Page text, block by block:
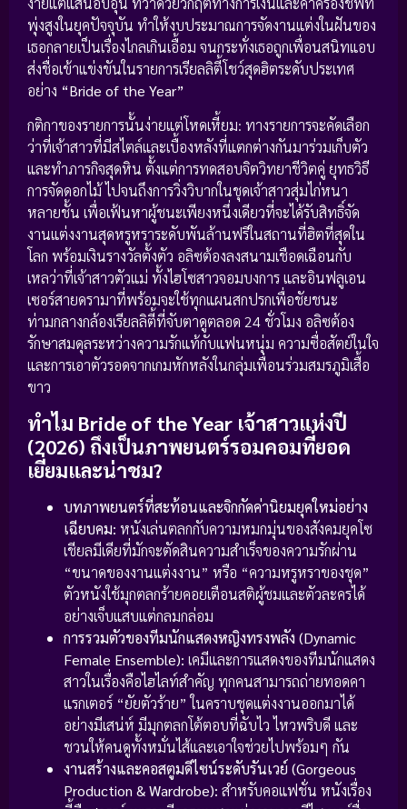
พุ่งสูงในยุคปัจจุบัน ทำให้งบประมาณการจัดงานแต่งในฝันของ
เธอกลายเป็นเรื่องไกลเกินเอื้อม จนกระทั่งเธอถูกเพื่อนสนิทแอบ
ส่งชื่อเข้าแข่งขันในรายการเรียลลิตี้โชว์สุดฮิตระดับประเทศ
อย่าง “Bride of the Year”
กติกาของรายการนั้นง่ายแต่โหดเหี้ยม: ทางรายการจะคัดเลือก
ว่าที่เจ้าสาวที่มีสไตล์และเบื้องหลังที่แตกต่างกันมาร่วมเก็บตัว
และทำภารกิจสุดหิน ตั้งแต่การทดสอบจิตวิทยาชีวิตคู่ ยุทธวิธี
การจัดดอกไม้ ไปจนถึงการวิ่งวิบากในชุดเจ้าสาวสุ่มไก่หนา
หลายชั้น เพื่อเฟ้นหาผู้ชนะเพียงหนึ่งเดียวที่จะได้รับสิทธิ์จัด
งานแต่งงานสุดหรูหราระดับพันล้านฟรีในสถานที่ฮิตที่สุดใน
โลก พร้อมเงินรางวัลตั้งตัว อลิซต้องลงสนามเชือดเฉือนกับ
เหลว่าที่เจ้าสาวตัวแม่ ทั้งไฮโซสาวจอมบงการ และอินฟลูเอน
เซอร์สายดรามาที่พร้อมจะใช้ทุกแผนสกปรกเพื่อชัยชนะ
ท่ามกลางกล้องเรียลลิตี้ที่จับตาดูตลอด 24 ชั่วโมง อลิซต้อง
รักษาสมดุลระหว่างความรักแท้กับแฟนหนุ่ม ความซื่อสัตย์ในใจ
และการเอาตัวรอดจากเกมหักหลังในกลุ่มเพื่อนร่วมสมรภูมิเสื้อ
ขาว
ทำไม Bride of the Year เจ้าสาวแห่งปี
(2026) ถึงเป็นภาพยนตร์รอมคอมที่ยอด
เยี่ยมและน่าชม?
บทภาพยนตร์ที่สะท้อนและจิกกัดค่านิยมยุคใหม่อย่าง
เฉียบคม: หนังเล่นตลกกับความหมกมุ่นของสังคมยุคโซ
เชียลมีเดียที่มักจะตัดสินความสำเร็จของความรักผ่าน
“ขนาดของงานแต่งงาน” หรือ “ความหรูหราของชุด”
ตัวหนังใช้มุกตลกร้ายคอยเตือนสติผู้ชมและตัวละครได้
อย่างเจ็บแสบแต่กลมกล่อม
การรวมตัวของทีมนักแสดงหญิงทรงพลัง (Dynamic
Female Ensemble): เคมีและการแสดงของทีมนักแสดง
สาวในเรื่องคือไฮไลท์สำคัญ ทุกคนสามารถถ่ายทอดคา
แรกเตอร์ “ยัยตัวร้าย” ในคราบชุดแต่งงานออกมาได้
อย่างมีเสน่ห์ มีมุกตลกโต้ตอบที่ฉับไว ไหวพริบดี และ
ชวนให้คนดูทั้งหมั่นไส้และเอาใจช่วยไปพร้อมๆ กัน
งานสร้างและคอสตูมดีไซน์ระดับรันเวย์ (Gorgeous
Production & Wardrobe): สำหรับคอแฟชั่น หนังเรื่อง